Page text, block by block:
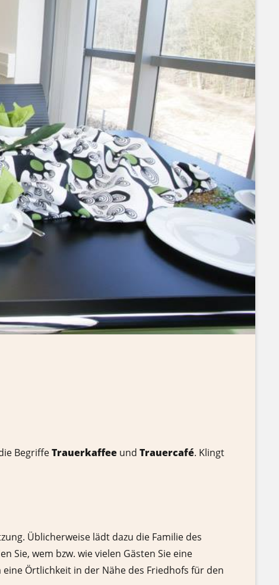
BegriffeTrauerkaffee und Trauercafé. Klingt
Üblicherweise lädt dazu die Familie des
Sie, wem bzw. wie vielen Gästen Sie eine
Örtlichkeit in der Nähe des Friedhofs für den